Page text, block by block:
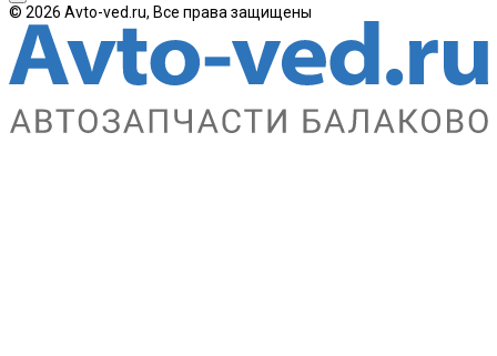
© 2026 Avto-ved.ru, Все права защищены